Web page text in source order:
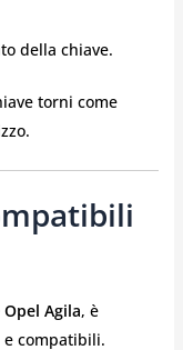
della chiave.
torni come
Agila, è
compatibili.